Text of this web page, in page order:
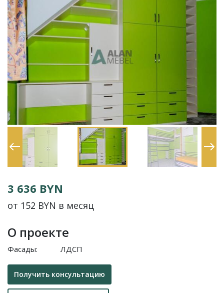
3 636 BYN
от 152 BYN в месяц
О проекте
Фасады: ЛДСП
Получить консультацию